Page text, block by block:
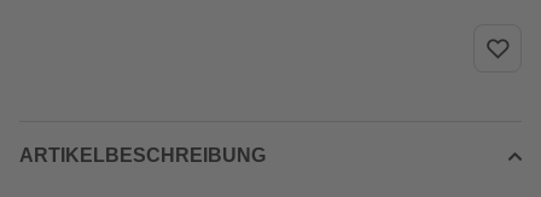
ARTIKELBESCHREIBUNG